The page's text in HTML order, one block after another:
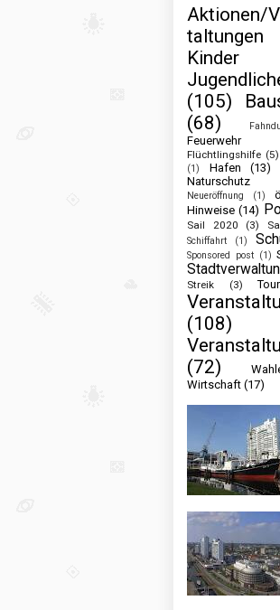
Aktionen/
Kinder
(105)
(68)
Feuerwehr
Flüchtlingshilfe (5)
(1)
Hafen (13)
Naturschutz
Neueröffnung (1)
Hinweise (14)
Sail 2020 (3)
Schiffahrt (1)
Sponsored post (1)
Streik (3)
(108)
(72)
Wirtschaft (17)